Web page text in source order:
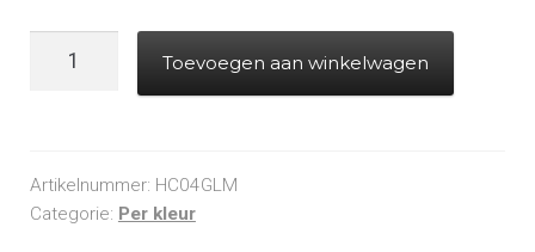
Confetti
-
Toevoegen aan winkelwagen
Artikelnummer: HC04GLM
Categorie: Per kleur